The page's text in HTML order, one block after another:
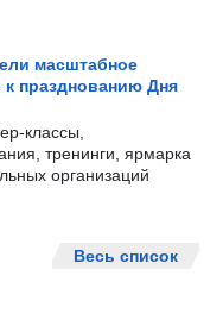
масштабное
к празднованию Дня
классы,
тренинги, ярмарка
организаций
Весь список